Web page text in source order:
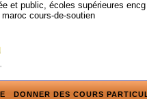
et public, écoles supérieures
maroc cours-de-soutien
DONNER DES COURS